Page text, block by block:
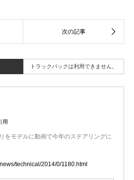
トラックバックは利用できません。
用
をモデルに動画で今年のステアリングに
technical/2014/0/1180.html